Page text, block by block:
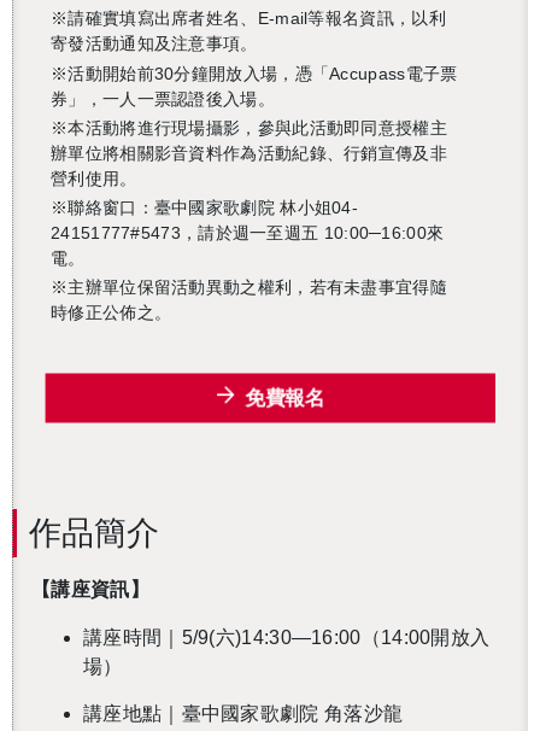
※請確實填寫出席者姓名、E-mail等報名資訊，以利
寄發活動通知及注意事項。
※活動開始前30分鐘開放入場，憑「Accupass電子票
券」，一人一票認證後入場。
※本活動將進行現場攝影，參與此活動即同意授權主
辦單位將相關影音資料作為活動紀錄、行銷宣傳及非
營利使用。
※聯絡窗口：臺中國家歌劇院 林小姐04-
24151777#5473，請於週一至週五 10:00─16:00來
電。
※主辦單位保留活動異動之權利，若有未盡事宜得隨
時修正公佈之。
免費報名
作品簡介
【講座資訊】
講座時間｜5/9(六)14:30—16:00（14:00開放入
場）
講座地點｜臺中國家歌劇院 角落沙龍
還沒加入會員